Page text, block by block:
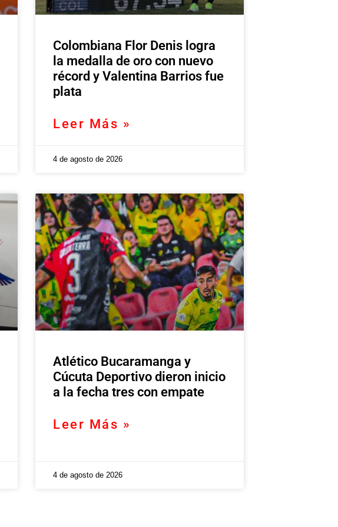
Colombiana Flor Denis logra
la medalla de oro con nuevo
récord y Valentina Barrios fue
plata
Leer Más »
4 de agosto de 2026
Atlético Bucaramanga y
Cúcuta Deportivo dieron inicio
a la fecha tres con empate
Leer Más »
4 de agosto de 2026